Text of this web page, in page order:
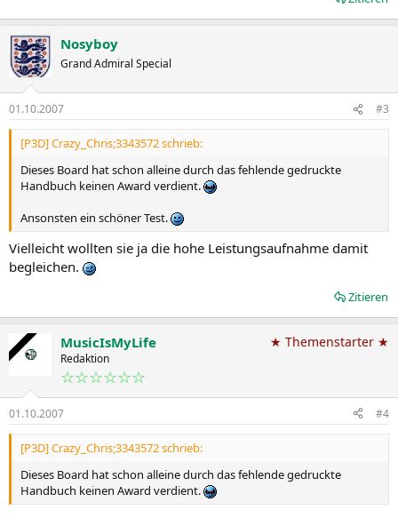
Nosyboy
Grand Admiral Special
01.10.2007 #3
[P3D] Crazy_Chris;3343572 schrieb:
Dieses Board hat schon alleine durch das fehlende gedruckte
Handbuch keinen Award verdient.
Ansonsten ein schöner Test.
Vielleicht wollten sie ja die hohe Leistungsaufnahme damit
begleichen.
Zitieren
MusicIsMyLife
Redaktion
☆☆☆☆☆☆
★ Themenstarter ★
01.10.2007 #4
[P3D] Crazy_Chris;3343572 schrieb:
Dieses Board hat schon alleine durch das fehlende gedruckte
Handbuch keinen Award verdient.